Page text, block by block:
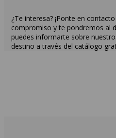
¿Te interesa? ¡Ponte en
compromiso y te pondremos al
puedes informarte sobre
destino a través del catálogo